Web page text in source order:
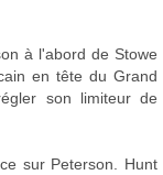
à l'abord de Stowe
en tête du Grand
son limiteur de
sur Peterson. Hunt